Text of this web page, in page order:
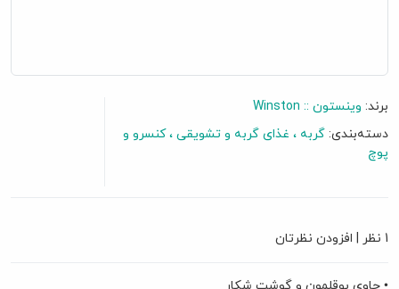
برند: وینستون :: Winston
دسته‌بندی: گربه غذای گربه و تشویقی
کنسرو و
پوچ
1 نظر افزودن نظرتان
• حاوی بوقلمون و گوشت شکار